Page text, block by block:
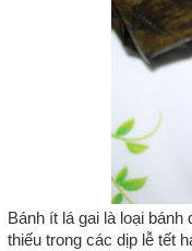
Bánh ít lá gai là loại
thiếu trong các dịp lễ tết